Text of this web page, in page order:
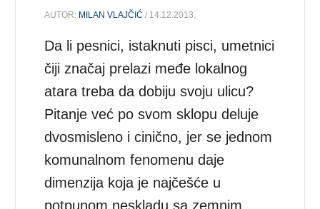
AUTOR: MILAN VLAJČIĆ / 14.12.2013.
Da li pesnici, istaknuti pisci, umetnici
čiji značaj prelazi međe lokalnog
atara treba da dobiju svoju ulicu?
Pitanje već po svom sklopu deluje
dvosmisleno i cinično, jer se jednom
komunalnom fenomenu daje
dimenzija koja je najčešće u
potpunom neskladu sa zemnim